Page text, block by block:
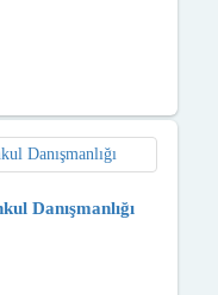
Danışmanlığı